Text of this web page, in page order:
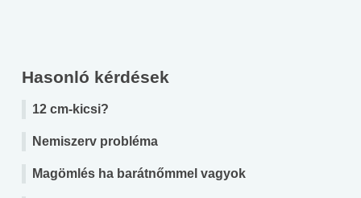
Hasonló kérdések
12 cm-kicsi?
Nemiszerv probléma
Magömlés ha barátnőmmel vagyok